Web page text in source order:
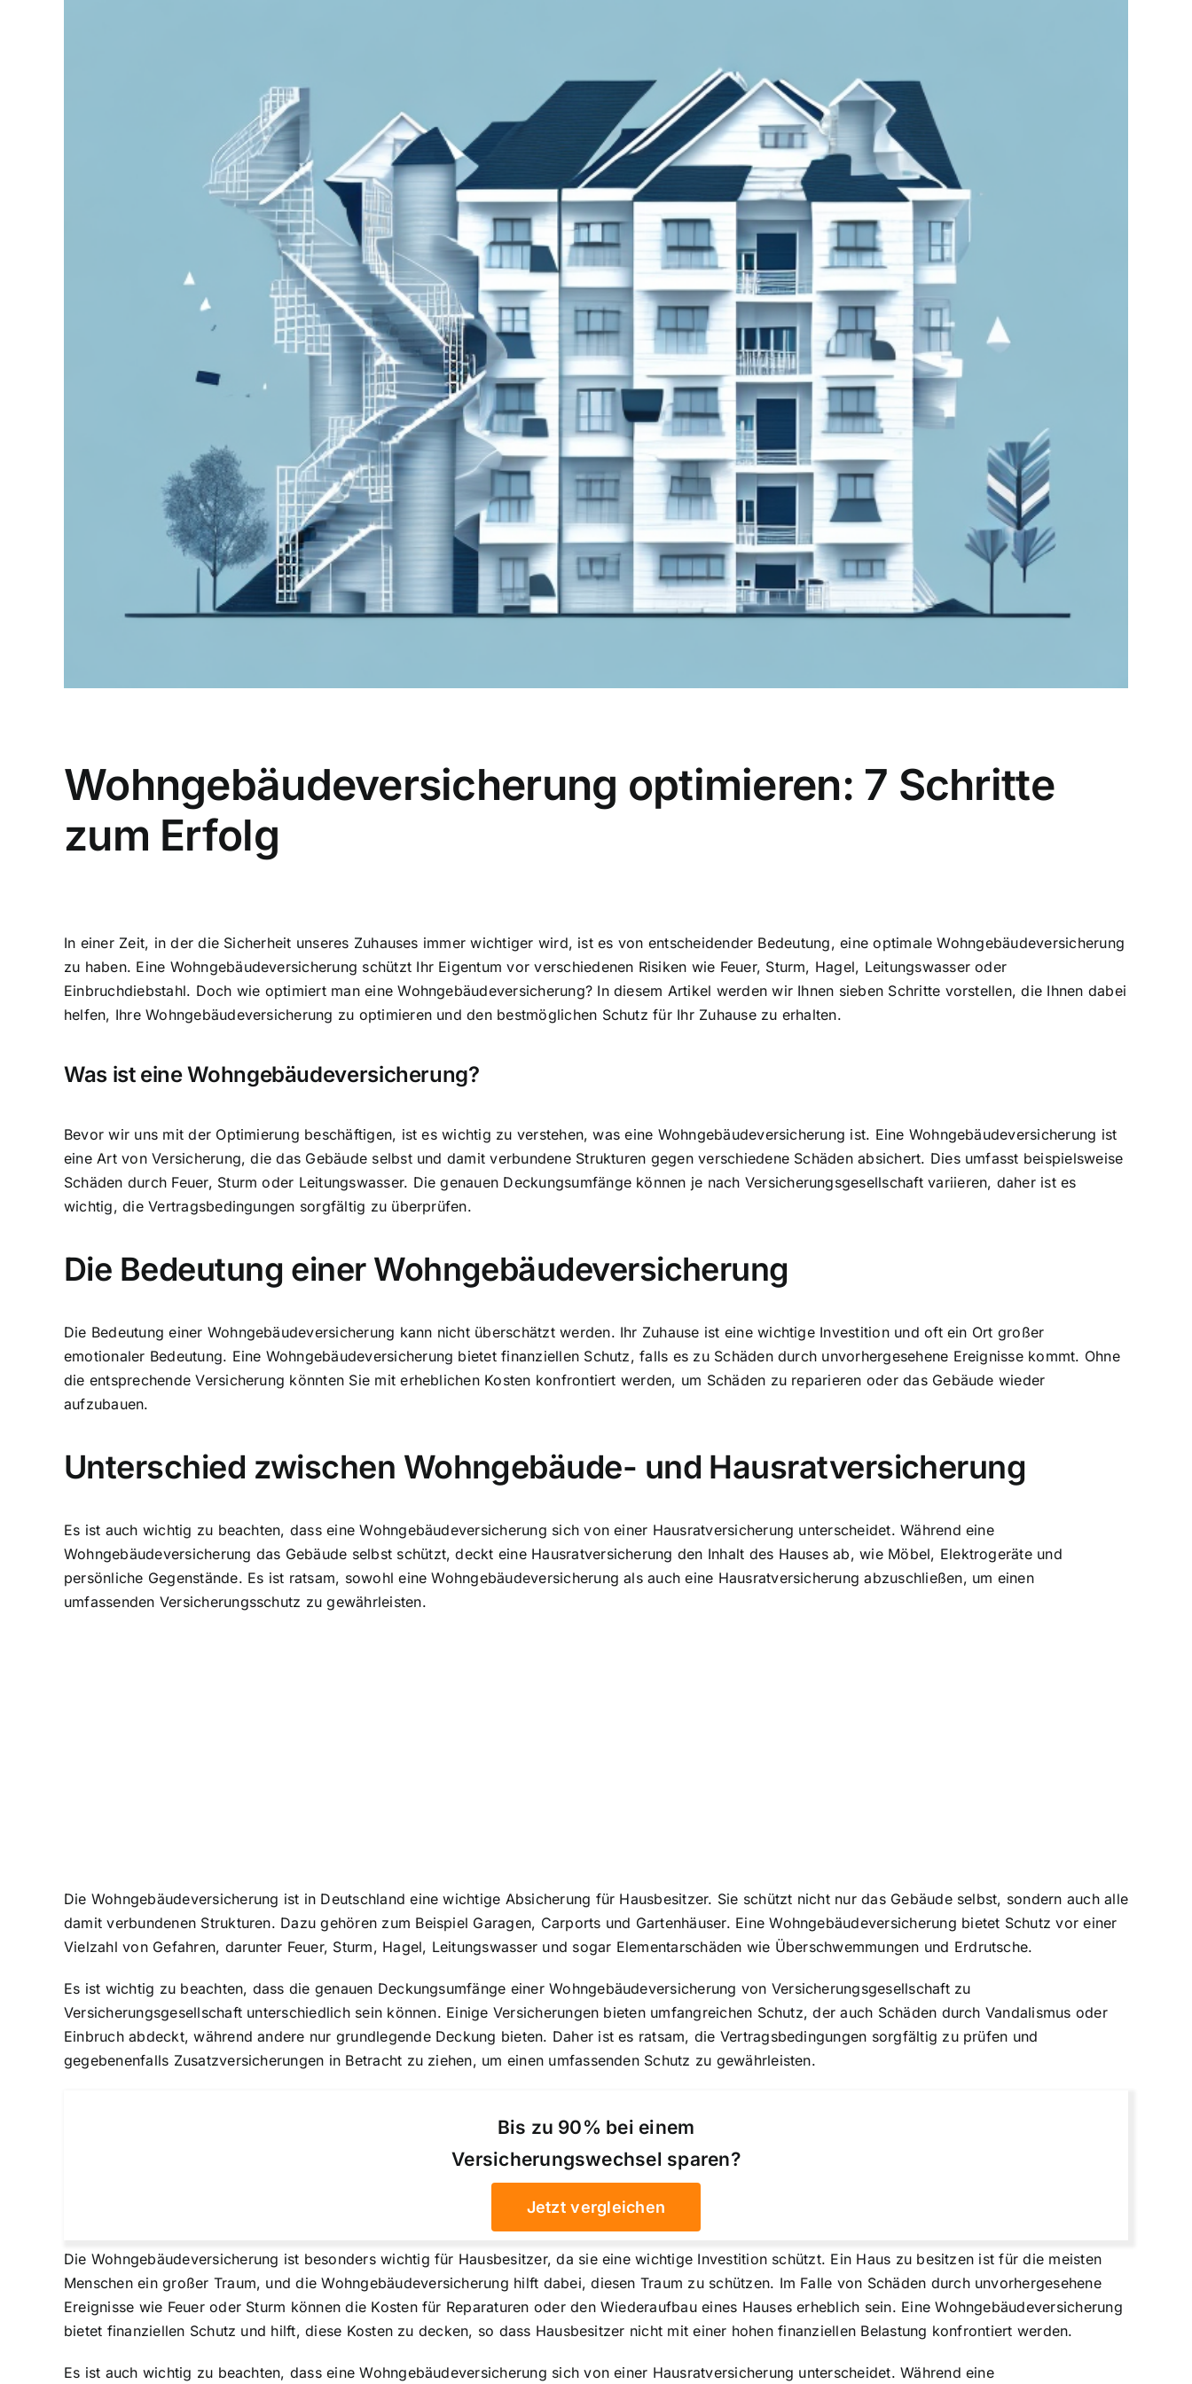
Wohngebäudeversicherung optimieren: 7 Schritte
zum Erfolg
In einer Zeit, in der die Sicherheit unseres Zuhauses immer wichtiger wird, ist es von entscheidender Bedeutung, eine optimale Wohngebäudeversicherung
zu haben. Eine Wohngebäudeversicherung schützt Ihr Eigentum vor verschiedenen Risiken wie Feuer, Sturm, Hagel, Leitungswasser oder
Einbruchdiebstahl. Doch wie optimiert man eine Wohngebäudeversicherung? In diesem Artikel werden wir Ihnen sieben Schritte vorstellen, die Ihnen dabei
helfen, Ihre Wohngebäudeversicherung zu optimieren und den bestmöglichen Schutz für Ihr Zuhause zu erhalten.
Was ist eine Wohngebäudeversicherung?
Bevor wir uns mit der Optimierung beschäftigen, ist es wichtig zu verstehen, was eine Wohngebäudeversicherung ist. Eine Wohngebäudeversicherung ist
eine Art von Versicherung, die das Gebäude selbst und damit verbundene Strukturen gegen verschiedene Schäden absichert. Dies umfasst beispielsweise
Schäden durch Feuer, Sturm oder Leitungswasser. Die genauen Deckungsumfänge können je nach Versicherungsgesellschaft variieren, daher ist es
wichtig, die Vertragsbedingungen sorgfältig zu überprüfen.
Die Bedeutung einer Wohngebäudeversicherung
Die Bedeutung einer Wohngebäudeversicherung kann nicht überschätzt werden. Ihr Zuhause ist eine wichtige Investition und oft ein Ort großer
emotionaler Bedeutung. Eine Wohngebäudeversicherung bietet finanziellen Schutz, falls es zu Schäden durch unvorhergesehene Ereignisse kommt. Ohne
die entsprechende Versicherung könnten Sie mit erheblichen Kosten konfrontiert werden, um Schäden zu reparieren oder das Gebäude wieder
aufzubauen.
Unterschied zwischen Wohngebäude- und Hausratversicherung
Es ist auch wichtig zu beachten, dass eine Wohngebäudeversicherung sich von einer Hausratversicherung unterscheidet. Während eine
Wohngebäudeversicherung das Gebäude selbst schützt, deckt eine Hausratversicherung den Inhalt des Hauses ab, wie Möbel, Elektrogeräte und
persönliche Gegenstände. Es ist ratsam, sowohl eine Wohngebäudeversicherung als auch eine Hausratversicherung abzuschließen, um einen
umfassenden Versicherungsschutz zu gewährleisten.
Die Wohngebäudeversicherung ist in Deutschland eine wichtige Absicherung für Hausbesitzer. Sie schützt nicht nur das Gebäude selbst, sondern auch alle
damit verbundenen Strukturen. Dazu gehören zum Beispiel Garagen, Carports und Gartenhäuser. Eine Wohngebäudeversicherung bietet Schutz vor einer
Vielzahl von Gefahren, darunter Feuer, Sturm, Hagel, Leitungswasser und sogar Elementarschäden wie Überschwemmungen und Erdrutsche.
Es ist wichtig zu beachten, dass die genauen Deckungsumfänge einer Wohngebäudeversicherung von Versicherungsgesellschaft zu
Versicherungsgesellschaft unterschiedlich sein können. Einige Versicherungen bieten umfangreichen Schutz, der auch Schäden durch Vandalismus oder
Einbruch abdeckt, während andere nur grundlegende Deckung bieten. Daher ist es ratsam, die Vertragsbedingungen sorgfältig zu prüfen und
gegebenenfalls Zusatzversicherungen in Betracht zu ziehen, um einen umfassenden Schutz zu gewährleisten.
Bis zu 90% bei einem
Versicherungswechsel sparen?
Jetzt vergleichen
Die Wohngebäudeversicherung ist besonders wichtig für Hausbesitzer, da sie eine wichtige Investition schützt. Ein Haus zu besitzen ist für die meisten
Menschen ein großer Traum, und die Wohngebäudeversicherung hilft dabei, diesen Traum zu schützen. Im Falle von Schäden durch unvorhergesehene
Ereignisse wie Feuer oder Sturm können die Kosten für Reparaturen oder den Wiederaufbau eines Hauses erheblich sein. Eine Wohngebäudeversicherung
bietet finanziellen Schutz und hilft, diese Kosten zu decken, so dass Hausbesitzer nicht mit einer hohen finanziellen Belastung konfrontiert werden.
Es ist auch wichtig zu beachten, dass eine Wohngebäudeversicherung sich von einer Hausratversicherung unterscheidet. Während eine